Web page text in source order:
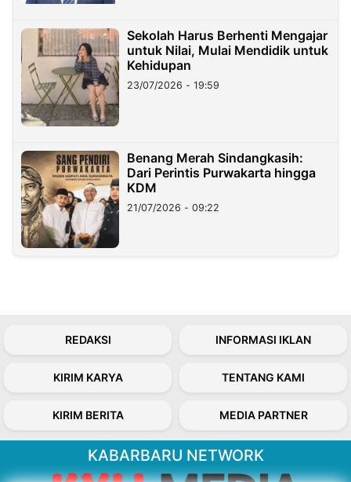
Sekolah Harus Berhenti Mengajar
untuk Nilai, Mulai Mendidik untuk
Kehidupan
23/07/2026 - 19:59
Benang Merah Sindangkasih:
Dari Perintis Purwakarta hingga
KDM
21/07/2026 - 09:22
REDAKSI INFORMASI IKLAN
KIRIM KARYA TENTANG KAMI
KIRIM BERITA MEDIA PARTNER
KABARBARU NETWORK